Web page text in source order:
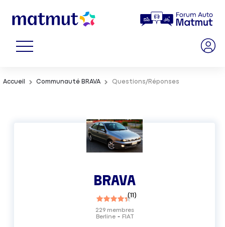
Accueil Communauté BRAVA Questions/Réponses
BRAVA
(11)
Berline FIAT
229membres